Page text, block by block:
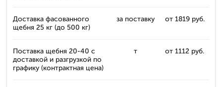
Доставка фасованного
щебня 25 кг (до 500 кг)
за поставку от 1819 руб.
Поставка щебня 20-40 с
доставкой и разгрузкой по
графику (контрактная цена)
т от 1112 руб.